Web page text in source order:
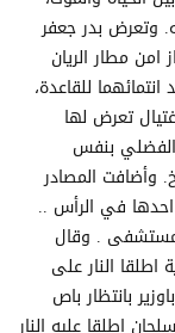
وتعرض بدر جعفر
مطار الريان
للقاعدة،
تعرض لها
بنفس
وأضافت المصادر
في الرأس ..
. وقال
اطلقا النار على
بانتظار باص
اطلقا عليه النار